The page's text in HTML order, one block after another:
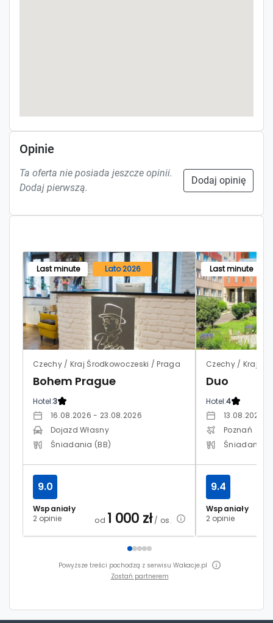
Opinie
Ta oferta nie posiada jeszcze opinii.
Dodaj pierwszą.
Dodaj opinię
Last minute Lato 2026
Czechy / Kraj Środkowoczeski / Praga
Bohem Prague
Hotel:3
16.08.2026 - 23.08.2026
Dojazd Własny
Śniadania (BB)
Wspaniały
2 opinie
9.0
od 1 000 zł/ os.
Last minute
Czechy / Kraj
Duo
Hotel:4
13.08.2026
Poznań
Śniadania
Wspaniały
2 opinie
9.4
Powyższe treści pochodzą z serwisu Wakacje.pl
Zostań partnerem